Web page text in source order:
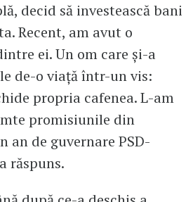
decid să investească bani
Recent, am avut o
ei. Un om care şi-a
de-o viaţă într-un vis:
propria cafenea. L-am
promisiunile din
an de guvernare PSD-
răspuns.